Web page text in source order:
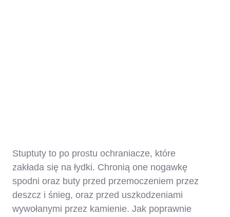
Stuptuty to po prostu ochraniacze, które
zakłada się na łydki. Chronią one nogawkę
spodni oraz buty przed przemoczeniem przez
deszcz i śnieg, oraz przed uszkodzeniami
wywołanymi przez kamienie. Jak poprawnie